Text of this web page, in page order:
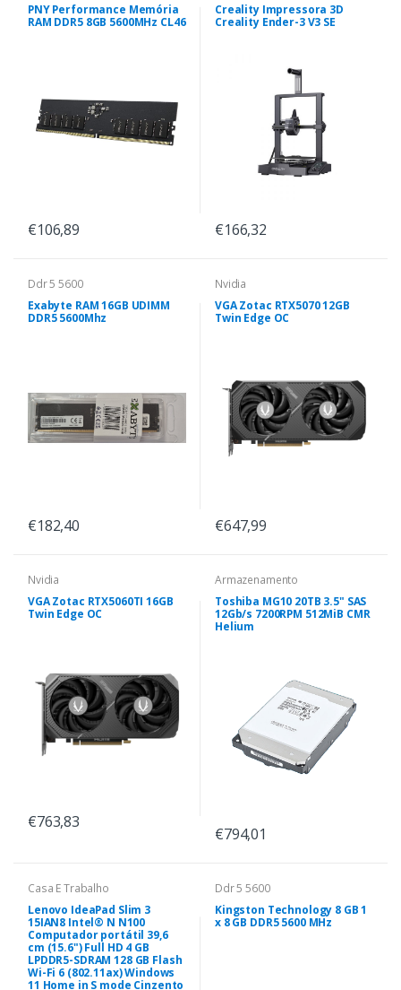
PNY Performance Memória
RAM DDR5 8GB 5600MHz CL46
€106,89
Creality Impressora 3D
Creality Ender-3 V3 SE
€166,32
Ddr 5 5600
Exabyte RAM 16GB UDIMM
DDR5 5600Mhz
€182,40
Nvidia
VGA Zotac RTX5070 12GB
Twin Edge OC
€647,99
Nvidia
VGA Zotac RTX5060TI 16GB
Twin Edge OC
€763,83
Armazenamento
Toshiba MG10 20TB 3.5" SAS
12Gb/s 7200RPM 512MiB CMR
Helium
€794,01
Casa E Trabalho
Lenovo IdeaPad Slim 3
15IAN8 Intel® N N100
Computador portátil 39,6
cm (15.6") Full HD 4 GB
LPDDR5-SDRAM 128 GB Flash
Wi-Fi 6 (802.11ax) Windows
11 Home in S mode Cinzento
Ddr 5 5600
Kingston Technology 8 GB 1
x 8 GB DDR5 5600 MHz